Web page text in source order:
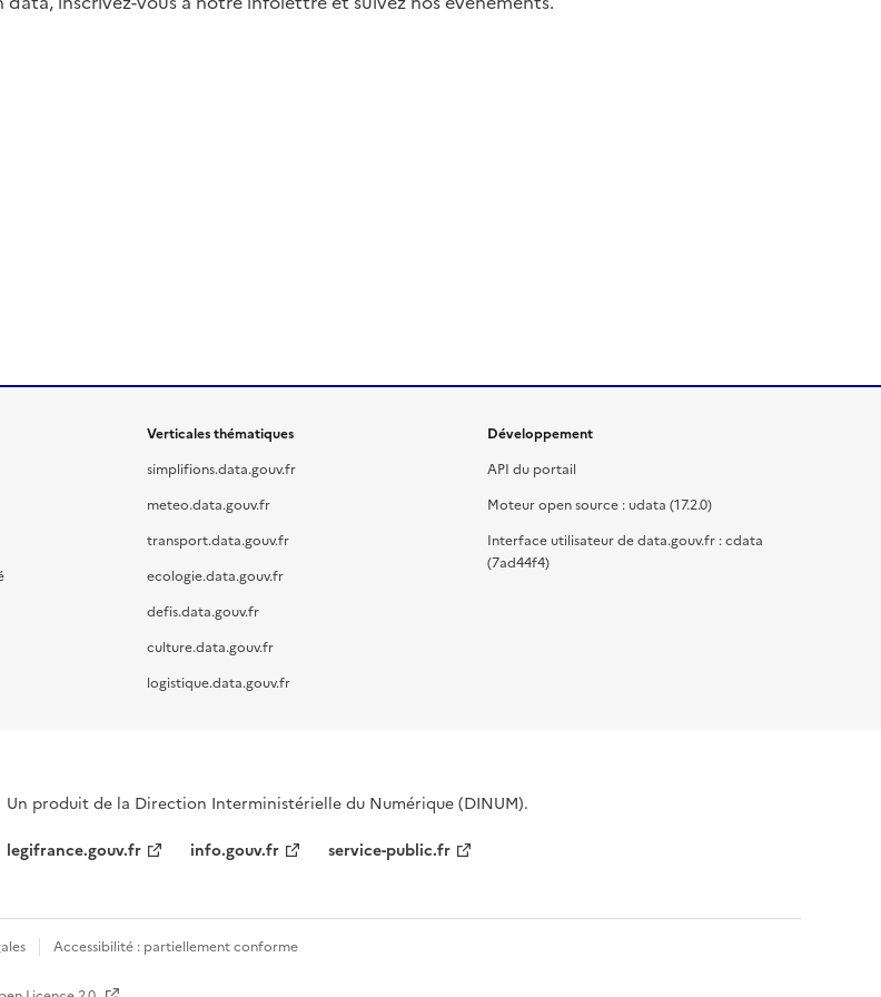
Verticales thématiques
simplifions.data.gouv.fr
meteo.data.gouv.fr
transport.data.gouv.fr
ecologie.data.gouv.fr
defis.data.gouv.fr
culture.data.gouv.fr
logistique.data.gouv.fr
Développement
API du portail
Moteur open source : udata (17.2.0)
Interface utilisateur de data.gouv.fr : cdata
(7ad44f4)
Un produit de la Direction Interministérielle du Numérique (DINUM).
legifrance.gouv.fr
info.gouv.fr service-public.fr
Accessibilité : partiellement conforme